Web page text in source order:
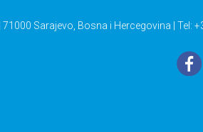
Sarajevo, Bosna i Hercegovina | Tel: